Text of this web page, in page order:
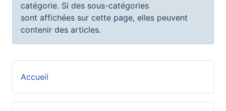
catégorie. Si des sous-catégories
sont affichées sur cette page, elles peuvent
contenir des articles.
Accueil